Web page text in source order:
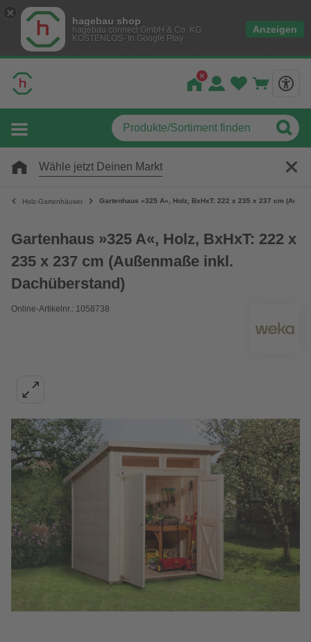
hagebau shop
hagebau connect GmbH & Co. KG
KOSTENLOS- In Google Play
Anzeigen
Wähle jetzt Deinen Markt
Holz-Gartenhäuser Gartenhaus »325 A«, Holz, BxHxT: 222 x 235 x 237 cm
Gartenhaus »325 A«, Holz, BxHxT: 222 x
235 x 237 cm (Außenmaße inkl.
Dachüberstand)
Online-Artikelnr.: 1058738